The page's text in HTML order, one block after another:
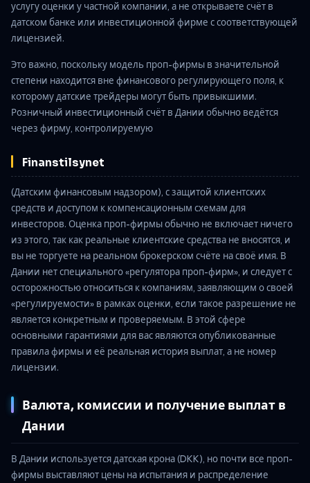
услугу оценки у частной компании, а не открываете счёт в
датском банке или инвестиционной фирме с соответствующей
лицензией.
Это важно, поскольку модель проп-фирмы в значительной
степени находится вне финансового регулирующего поля, к
которому датские трейдеры могут быть привыкшими.
Розничный инвестиционный счёт в Дании обычно ведётся
через фирму, контролируемую
Finanstilsynet
(Датским финансовым надзором), с защитой клиентских
средств и доступом к компенсационным схемам для
инвесторов. Оценка проп-фирмы обычно не включает ничего
из этого, так как реальные клиентские средства не вносятся, и
вы не торгуете на реальном брокерском счёте на своё имя. В
Дании нет специального «регулятора проп-фирм», и следует с
осторожностью относиться к компаниям, заявляющим о своей
«регулируемости» в рамках оценки, если такое разрешение не
является конкретным и проверяемым. В этой сфере
основными гарантиями для вас являются опубликованные
правила фирмы и её реальная история выплат, а не номер
лицензии.
Валюта, комиссии и получение выплат в
Дании
В Дании используется датская крона (DKK), но почти все проп-
фирмы выставляют цены на испытания и распределение